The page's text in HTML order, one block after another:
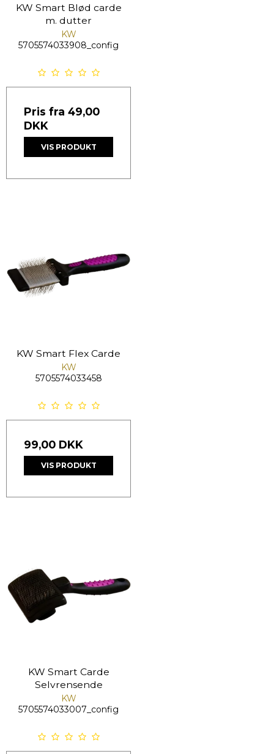
KW Smart Blød carde
m. dutter
KW
5705574033908_config
Pris fra 49,00
DKK
VIS PRODUKT
KW Smart Flex Carde
KW
5705574033458
99,00 DKK
VIS PRODUKT
KW Smart Carde
Selvrensende
KW
5705574033007_config